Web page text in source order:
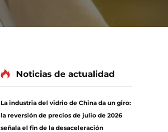
Noticias de actualidad
La industria del vidrio de China da un giro:
la reversión de precios de julio de 2026
señala el fin de la desaceleración